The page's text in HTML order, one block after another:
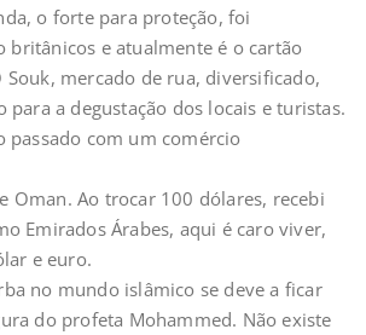
o forte para proteção, foi
britânicos e atualmente é o cartão
Souk, mercado de rua, diversificado,
a degustação dos locais e turistas.
passado com um comércio
Oman. Ao trocar 100 dólares, recebi
Emirados Árabes, aqui é caro viver,
e euro.
no mundo islâmico se deve a ficar
do profeta Mohammed. Não existe